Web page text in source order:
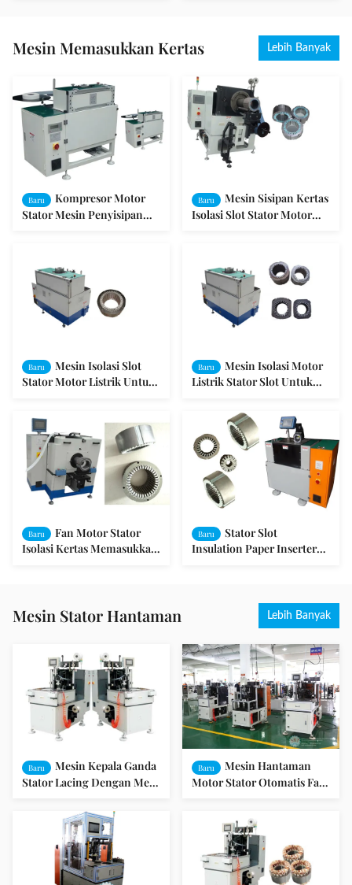
Mesin Memasukkan Kertas Lebih Banyak
Baru
Kompresor Motor
Stator Mesin Penyisipan
Baru
Mesin Sisipan Kertas
Isolasi Slot Stator Motor
Baru
Mesin Isolasi Slot
Stator Motor Listrik Untuk
Baru
Mesin Isolasi Motor
Listrik Stator Slot Untuk
Baru
Fan Motor Stator
Isolasi Kertas Memasukkan
Baru
Stator Slot
Insulation Paper Inserter
Mesin Stator Hantaman Lebih Banyak
Baru
Mesin Kepala Ganda
Stator Lacing Dengan Meja
Motor Kipas Listrik
Baru
Mesin Hantaman
Motor Stator Otomatis Fase